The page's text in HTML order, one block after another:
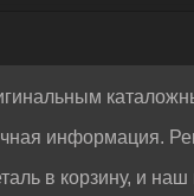
Отправить
информация.
в корзину, и